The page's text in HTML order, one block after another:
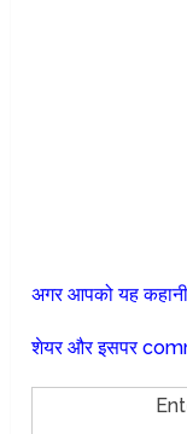
अगर आपको यह
शेयर और इसपर